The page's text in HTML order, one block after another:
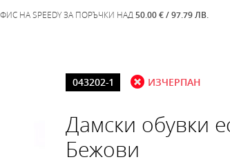
НА SPEEDY ЗА ПОРЪЧКИ НАД 50.00 € / 97.79 ЛВ.
043202-1 ИЗЧЕРПАН
Дамски обувки
Бежови